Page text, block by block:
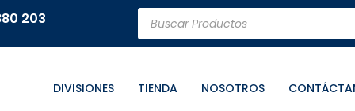
203 Búsqueda
de
productos
DIVISIONES TIENDA NOSOTROS